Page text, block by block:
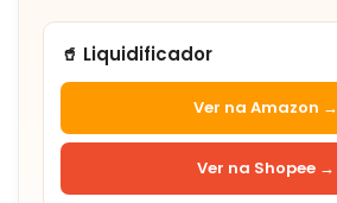
🥤 Liquidificador
Ver na Amazon →
Ver na Shopee →